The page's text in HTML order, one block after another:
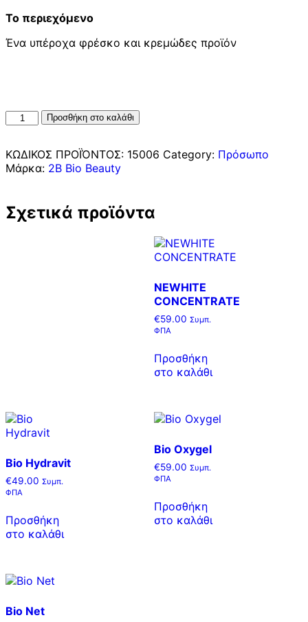
Το περιεχόμενο
Ένα υπέροχα φρέσκο ​​και κρεμώδες προϊόν
Προσθήκη στο καλάθι
ΚΩΔΙΚΟΣ ΠΡΟΪΌΝΤΟΣ: 15006 Category: Πρόσωπο
Μάρκα: 2B Bio Beauty
Σχετικά προϊόντα
NEWHITE
CONCENTRATE
€59.00 Συμπ.
ΦΠΑ
Προσθήκη
στο καλάθι
Bio Hydravit
€49.00 Συμπ.
ΦΠΑ
Προσθήκη
στο καλάθι
Bio Oxygel
€59.00 Συμπ.
ΦΠΑ
Προσθήκη
στο καλάθι
Bio Net